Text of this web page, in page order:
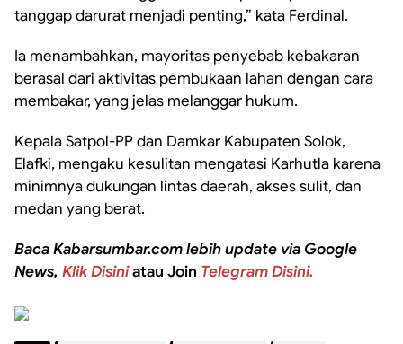
tanggap darurat menjadi penting,” kata Ferdinal.
Ia menambahkan, mayoritas penyebab kebakaran
berasal dari aktivitas pembukaan lahan dengan cara
membakar, yang jelas melanggar hukum.
Kepala Satpol-PP dan Damkar Kabupaten Solok,
Elafki, mengaku kesulitan mengatasi Karhutla karena
minimnya dukungan lintas daerah, akses sulit, dan
medan yang berat.
Baca Kabarsumbar.com lebih update via Google
News, Klik Disiniatau Join Telegram Disini.